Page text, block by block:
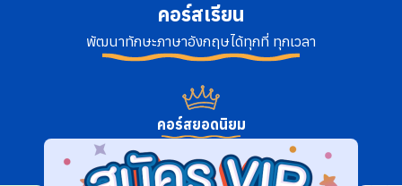
คอร์สเรียน
พัฒนาทักษะภาษาอังกฤษได้ทุกที่ ทุกเวลา
คอร์สยอดนิยม